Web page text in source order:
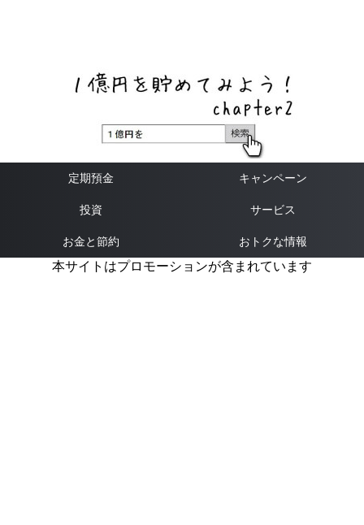
定期預金 キャンペーン
投資 サービス
お金と節約 おトクな情報
本サイトはプロモーションが含まれています